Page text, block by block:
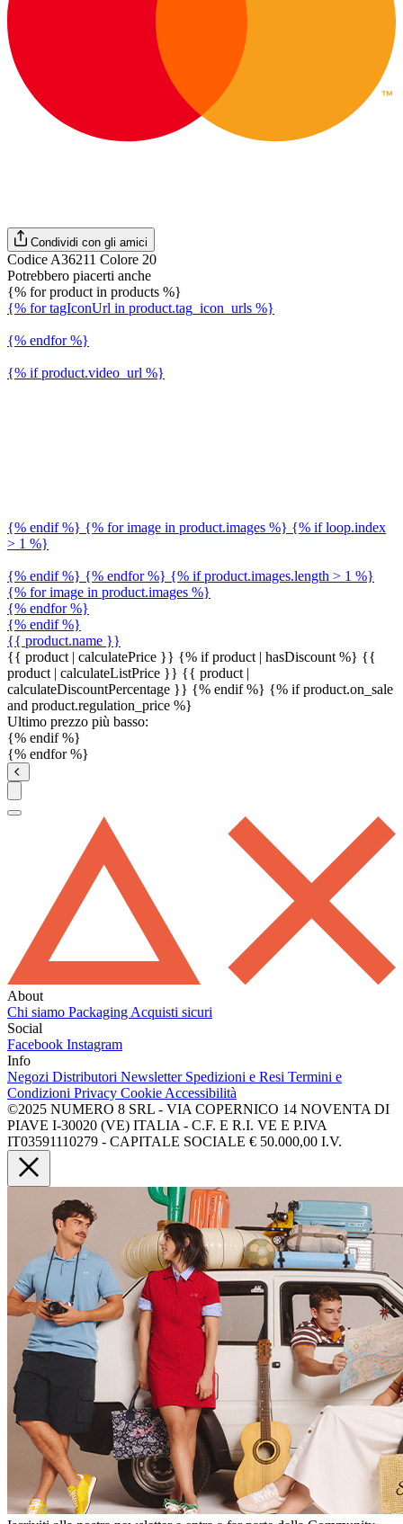
Condividi con gli amici
Codice A36211 Colore 20
Potrebbero piacerti anche
{% for product in products %}
{% for tagIconUrl in product.tag_icon_urls %}
{% endfor %}
{% if product.video_url %}
{% endif %} {% for image in product.images %} {% if loop.index
> 1 %}
{% endif %} {% endfor %} {% if product.images.length > 1 %}
{% for image in product.images %}
{% endfor %}
{% endif %}
{{ product.name }}
{{ product | calculatePrice }} {% if product | hasDiscount %} {{
product | calculateListPrice }} {{ product |
calculateDiscountPercentage }} {% endif %} {% if product.on_sale
and product.regulation_price %}
Ultimo prezzo più basso:
{% endif %}
{% endfor %}
About
Chi siamo Packaging Acquisti sicuri
Social
Facebook Instagram
Info
Negozi Distributori Newsletter Spedizioni e Resi Termini e
Condizioni Privacy Cookie Accessibilità
©2025 NUMERO 8 SRL - VIA COPERNICO 14 NOVENTA DI
PIAVE I-30020 (VE) ITALIA - C.F. E R.I. VE E P.IVA
IT03591110279 - CAPITALE SOCIALE € 50.000,00 I.V.